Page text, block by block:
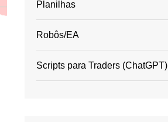
Planilhas
Robôs/EA
Scripts para Traders (ChatGPT)